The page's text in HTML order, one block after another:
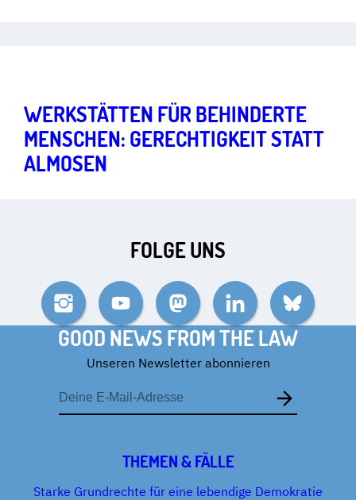
WERKSTÄTTEN FÜR BEHINDERTE
MENSCHEN: GERECHTIGKEIT STATT
ALMOSEN
FOLGE UNS
InstagramYouTube MastodonLinkedIn Bluesky
GOOD NEWS FROM THE LAW
Unseren Newsletter abonnieren
E-
Mail-
Adresse
THEMEN & FÄLLE
Starke Grundrechte für eine lebendige Demokratie